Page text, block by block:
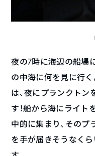
夜の7時に海辺の船場
の中海に何を見に行
は、夜にプランクト
す！船から海にライト
中的に集まり、そのプ
を手が届きそうなく